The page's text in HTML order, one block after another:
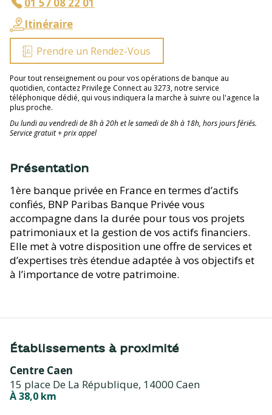
Itinéraire
Prendre un Rendez-Vous
Pour tout renseignement ou pour vos opérations de banque au
quotidien, contactez Privilege Connect au 3273, notre service
téléphonique dédié, qui vous indiquera la marche à suivre ou l'agence la
plus proche.
Du lundi au vendredi de 8h à 20h et le samedi de 8h à 18h, hors jours fériés.
Service gratuit + prix appel
Présentation
1ère banque privée en France en termes d’actifs
confiés, BNP Paribas Banque Privée vous
accompagne dans la durée pour tous vos projets
patrimoniaux et la gestion de vos actifs financiers.
Elle met à votre disposition une offre de services et
d’expertises très étendue adaptée à vos objectifs et
à l’importance de votre patrimoine.
Établissements à proximité
Centre Caen
15 place De La République, 14000 Caen
À 38,0 km